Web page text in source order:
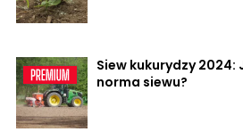
Siew kukurydzy 2024:
norma siewu?